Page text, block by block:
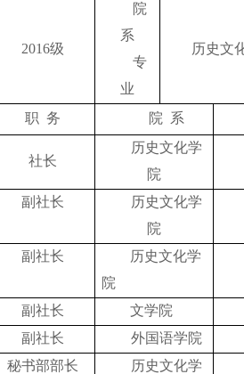
2016级
院
系
专
业
历史文
职 务 院 系
社长
历史文化学
院
副社长
历史文化学
院
副社长
历史文化学
院
副社长
文学院
副社长
外国语学院
秘书部部长
历史文化学